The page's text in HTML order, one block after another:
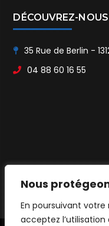
Nous
En poursuivant
acceptez
DÉCOUVREZ-NOUS
35 Rue de Berlin -
04 88 60 16 55